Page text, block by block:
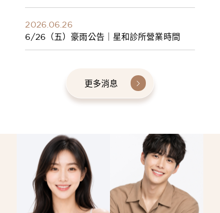
學人才新標準 建構健康美學產學共育模式 串
2026.06.26
6/26（五）豪雨公告｜星和診所營業時間
更多消息